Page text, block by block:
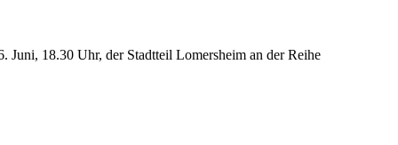
18.30 Uhr, der Stadtteil Lomersheim an der Reihe